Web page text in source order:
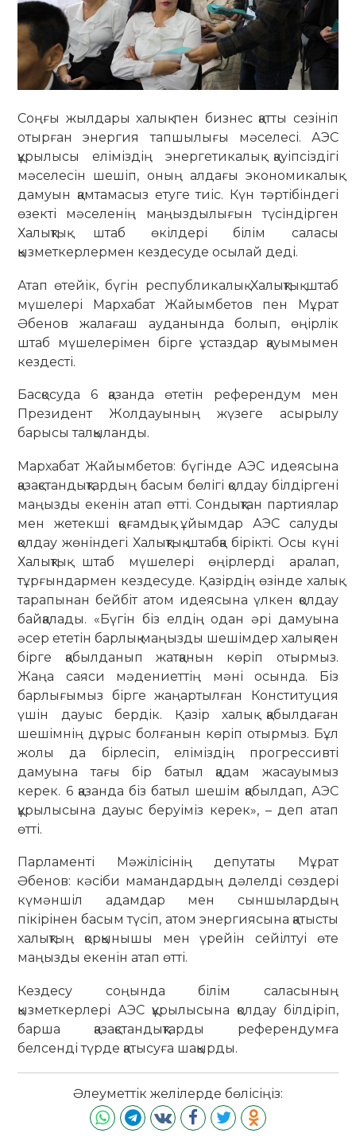
Соңғы жылдары халық пен бизнес қатты сезініп
отырған энергия тапшылығы мәселесі. АЭС
құрылысы еліміздің энергетикалық қауіпсіздігі
мәселесін шешіп, оның алдағы экономикалық
дамуын қамтамасыз етуге тиіс. Күн тәртібіндегі
өзекті мәселенің маңыздылығын түсіндірген
Халықтық штаб өкілдері білім саласы
қызметкерлермен кездесуде осылай деді.
Атап өтейік, бүгін республикалық Халықтық штаб
мүшелері Мархабат Жайымбетов пен Мұрат
Әбенов жалағаш ауданында болып, өңірлік
штаб мүшелерімен бірге ұстаздар қауымымен
кездесті.
Басқосуда 6 қазанда өтетін референдум мен
Президент Жолдауының жүзеге асырылу
барысы талқыланды.
Мархабат Жайымбетов: бүгінде АЭС идеясына
қазақстандықтардың басым бөлігі қолдау білдіргені
маңызды екенін атап өтті. Сондықтан партиялар
мен жетекші қоғамдық ұйымдар АЭС салуды
қолдау жөніндегі Халықтық штабқа бірікті. Осы күні
Халықтық штаб мүшелері өңірлерді аралап,
тұрғындармен кездесуде. Қазірдің өзінде халық
тарапынан бейбіт атом идеясына үлкен қолдау
байқалады. «Бүгін біз елдің одан әрі дамуына
әсер ететін барлық маңызды шешімдер халықпен
бірге қабылданып жатқанын көріп отырмыз.
Жаңа саяси мәдениеттің мәні осында. Біз
барлығымыз бірге жаңартылған Конституция
үшін дауыс бердік. Қазір халық қабылдаған
шешімнің дұрыс болғанын көріп отырмыз. Бұл
жолы да бірлесіп, еліміздің прогрессивті
дамуына тағы бір батыл қадам жасауымыз
керек. 6 қазанда біз батыл шешім қабылдап, АЭС
құрылысына дауыс беруіміз керек», – деп атап
өтті.
Парламенті Мәжілісінің депутаты Мұрат
Әбенов: кәсіби мамандардың дәлелді сөздері
күмәншіл адамдар мен сыншылардың
пікірінен басым түсіп, атом энергиясына қатысты
халықтың қорқынышы мен үрейін сейілтуі өте
маңызды екенін атап өтті.
Кездесу соңында білім саласының
қызметкерлері АЭС құрылысына қолдау білдіріп,
барша қазақстандықтарды референдумға
белсенді түрде қатысуға шақырды.
Әлеуметтік желілерде бөлісіңіз: